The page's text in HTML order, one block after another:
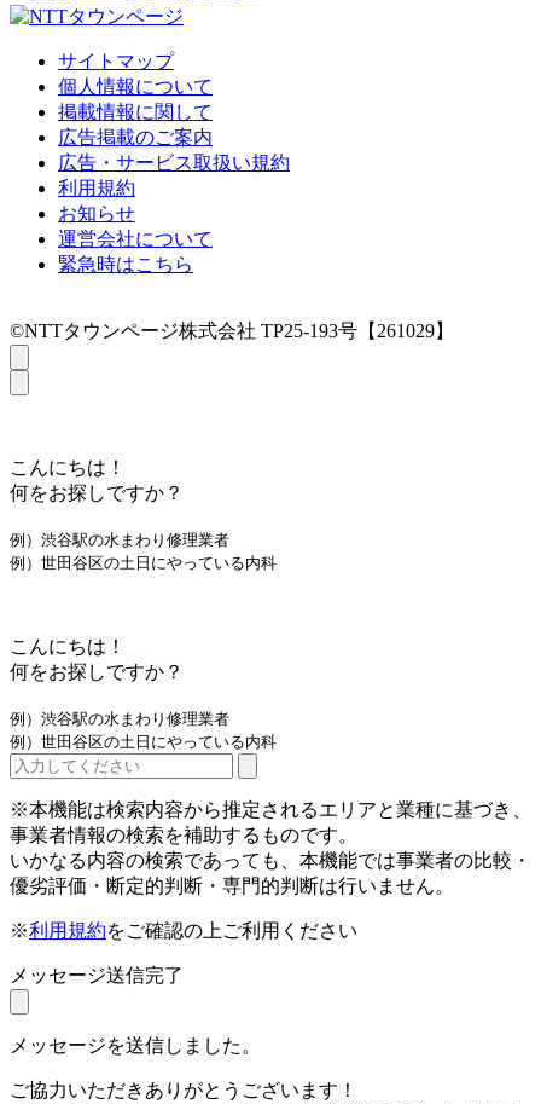
サイトマップ
個人情報について
掲載情報に関して
広告掲載のご案内
広告・サービス取扱い規約
利用規約
お知らせ
運営会社について
緊急時はこちら
©NTTタウンページ株式会社 TP25-193号【261029】
こんにちは！
何をお探しですか？
例）渋谷駅の水まわり修理業者
例）世田谷区の土日にやっている内科
こんにちは！
何をお探しですか？
例）渋谷駅の水まわり修理業者
例）世田谷区の土日にやっている内科
※本機能は検索内容から推定されるエリアと業種に基づき、
事業者情報の検索を補助するものです。
いかなる内容の検索であっても、本機能では事業者の比較・
優劣評価・断定的判断・専門的判断は行いません。
※利用規約をご確認の上ご利用ください
メッセージ送信完了
メッセージを送信しました。
ご協力いただきありがとうございます！